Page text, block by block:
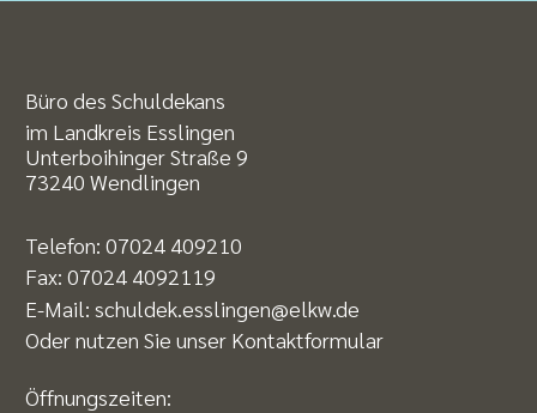
Büro des Schuldekans
im Landkreis Esslingen
Unterboihinger Straße 9
73240 Wendlingen
Telefon: 07024 409210
Fax: 07024 4092119
E-Mail: schuldek.esslingen@elkw.de
Oder nutzen Sie unser Kontaktformular
Öffnungszeiten: